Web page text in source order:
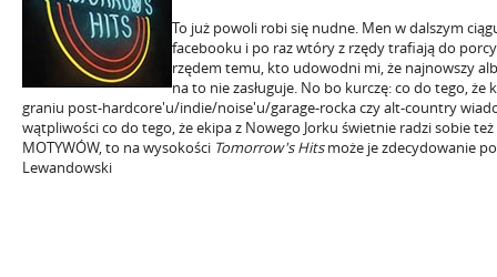
To już powoli robi się nudne. Men w dalszym
facebooku i po raz wtóry z rzędy trafiają do
rzędem temu, kto udowodni mi, że najnowszy
na to nie zasługuje. No bo kurczę: co do tego,
graniu post-hardcore'u/indie/noise'u/garage-rocka czy alt-country
wątpliwości co do tego, że ekipa z Nowego Jorku świetnie radzi sobie
MOTYWÓW, to na wysokości Tomorrow's Hitsmoże je zdecydowanie
Lewandowski